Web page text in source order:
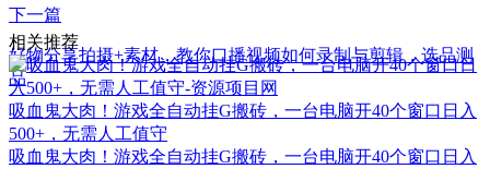
下一篇
好物分享拍摄+素材，教你口播视频如何录制与剪辑，选品测
品
相关推荐
吸血鬼大肉！游戏全自动挂G搬砖，一台电脑开40个窗口日入
500+，无需人工值守
吸血鬼大肉！游戏全自动挂G搬砖，一台电脑开40个窗口日入